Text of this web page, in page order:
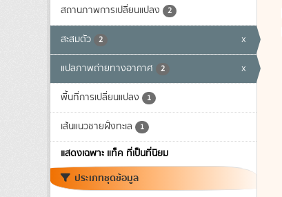
สถานภาพการเปลี่ยนแปลง 2
สะสมตัว 2 x
แปลภาพถ่ายทางอากาศ 2 x
พื้นที่การเปลี่ยนแปลง 1
เส้นแนวชายฝั่งทะเล 1
แสดงเฉพาะ แท็ค ที่เป็นที่นิยม
ประเภทชุดข้อมูล